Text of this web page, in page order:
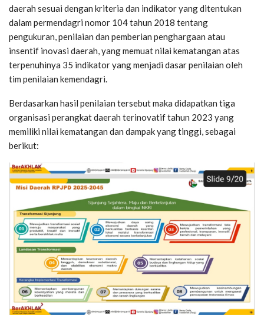
daerah sesuai dengan kriteria dan indikator yang ditentukan
dalam permendagri nomor 104 tahun 2018 tentang
pengukuran, penilaian dan pemberian penghargaan atau
insentif inovasi daerah, yang memuat nilai kematangan atas
terpenuhinya 35 indikator yang menjadi dasar penilaian oleh
tim penilaian kemendagri.
Berdasarkan hasil penilaian tersebut maka didapatkan tiga
organisasi perangkat daerah terinovatif tahun 2023 yang
memiliki nilai kematangan dan dampak yang tinggi, sebagai
berikut: